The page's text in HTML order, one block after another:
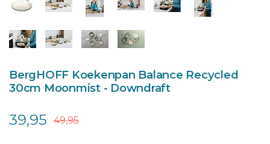
BergHOFF Koekenpan Balance Recycled
30cm Moonmist - Downdraft
39,95 49,95